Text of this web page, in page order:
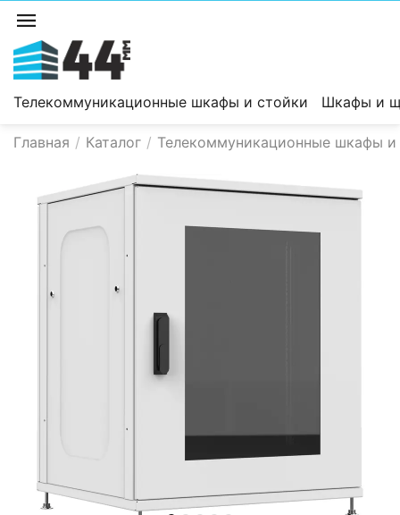
Телекоммуникационные шкафы и стойки Шкафы и
Главная / Каталог / Телекоммуникационные шкафы и